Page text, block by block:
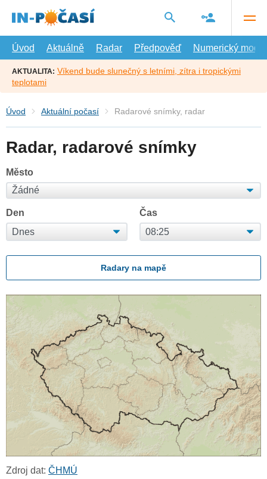
hlavní
Úvod
Aktuálně Radar Předpověď Numerický model
AKTUALITA: Víkend bude slunečný s letními, zítra i tropickými
teplotami
Úvod Aktuální počasí Radarové snímky, radar
Radar, radarové snímky
Město
Den Čas
Radary na mapě
Zdroj dat: ČHMÚ